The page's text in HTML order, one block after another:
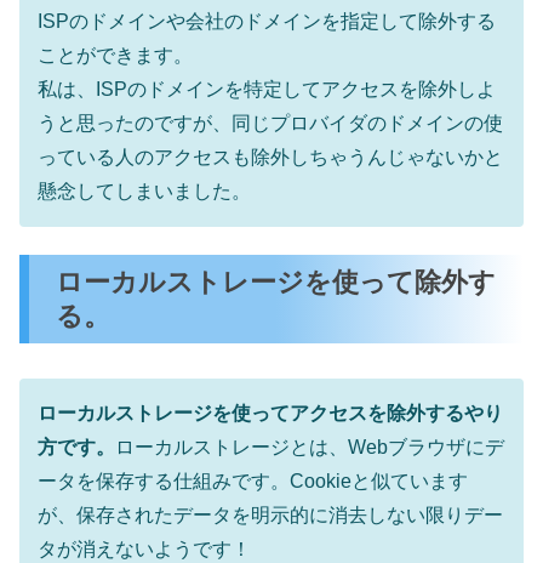
ISPのドメインや会社のドメインを指定して除外する
ことができます。
私は、ISPのドメインを特定してアクセスを除外しよ
うと思ったのですが、同じプロバイダのドメインの使
っている人のアクセスも除外しちゃうんじゃないかと
懸念してしまいました。
ローカルストレージを使って除外す
る。
ローカルストレージを使ってアクセスを除外するやり
方です。
ローカルストレージとは、Webブラウザにデ
ータを保存する仕組みです。Cookieと似ています
が、保存されたデータを明示的に消去しない限りデー
タが消えないようです！